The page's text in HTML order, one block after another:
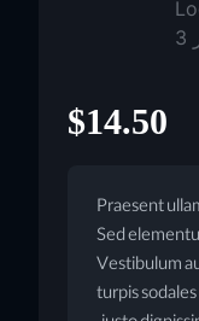
$14.50
Praesent
Sed
Vestibulum
turpis